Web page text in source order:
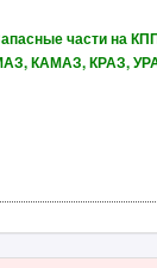
части на
КАМАЗ, КРАЗ,